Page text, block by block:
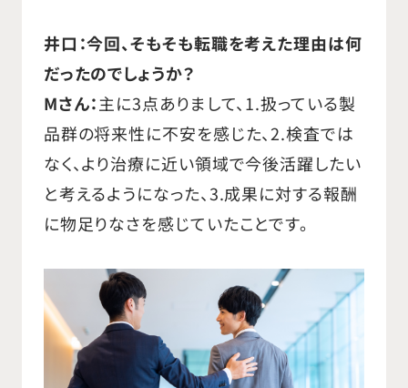
織、関連部署を任され、ビジネスプラ
ン作成と実施、人材採用、ヘッドハン
ト、教育、評価など多くの業務経験が
ございます。 2019年5月より現職であ
る株式会社ジェイシーエルコンサルテ
ィングにて、自身の人脈、経験をもと
に人材紹介業の仕事に従事し、2019
在に至ります。
井口：今回、そもそも転職を考えた理由は何
だったのでしょうか？
Mさん：主に3点ありまして、1.扱っている製
品群の将来性に不安を感じた、2.検査では
なく、より治療に近い領域で今後活躍したい
と考えるようになった、3.成果に対する報酬
に物足りなさを感じていたことです。